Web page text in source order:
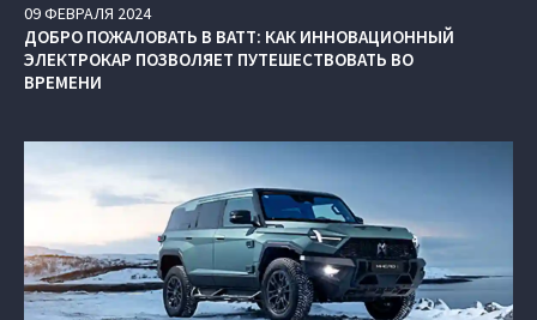
09ФЕВРАЛЯ 2024
ДОБРО ПОЖАЛОВАТЬ В ВАТТ: КАК ИННОВАЦИОННЫЙ
ЭЛЕКТРОКАР ПОЗВОЛЯЕТ ПУТЕШЕСТВОВАТЬ ВО
ВРЕМЕНИ